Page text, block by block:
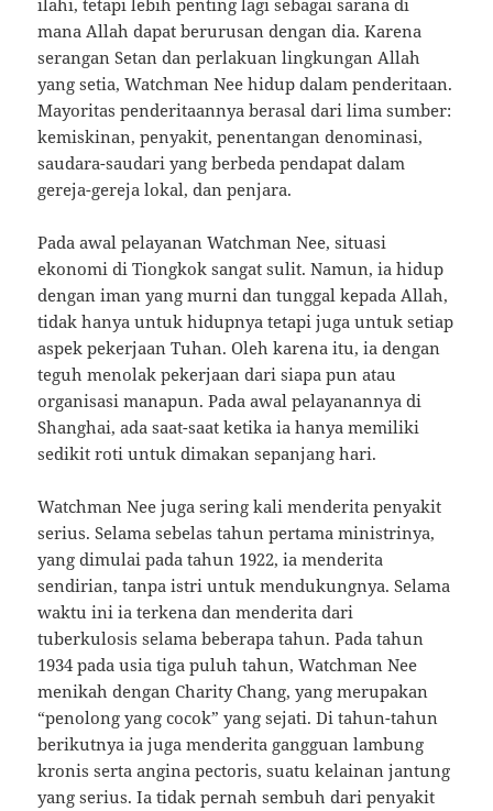
ilahi, tetapi lebih penting lagi sebagai sarana di
mana Allah dapat berurusan dengan dia. Karena
serangan Setan dan perlakuan lingkungan Allah
yang setia, Watchman Nee hidup dalam penderitaan.
Mayoritas penderitaannya berasal dari lima sumber:
kemiskinan, penyakit, penentangan denominasi,
saudara-saudari yang berbeda pendapat dalam
gereja-gereja lokal, dan penjara.
Pada awal pelayanan Watchman Nee, situasi
ekonomi di Tiongkok sangat sulit. Namun, ia hidup
dengan iman yang murni dan tunggal kepada Allah,
tidak hanya untuk hidupnya tetapi juga untuk setiap
aspek pekerjaan Tuhan. Oleh karena itu, ia dengan
teguh menolak pekerjaan dari siapa pun atau
organisasi manapun. Pada awal pelayanannya di
Shanghai, ada saat-saat ketika ia hanya memiliki
sedikit roti untuk dimakan sepanjang hari.
Watchman Nee juga sering kali menderita penyakit
serius. Selama sebelas tahun pertama ministrinya,
yang dimulai pada tahun 1922, ia menderita
sendirian, tanpa istri untuk mendukungnya. Selama
waktu ini ia terkena dan menderita dari
tuberkulosis selama beberapa tahun. Pada tahun
1934 pada usia tiga puluh tahun, Watchman Nee
menikah dengan Charity Chang, yang merupakan
“penolong yang cocok” yang sejati. Di tahun-tahun
berikutnya ia juga menderita gangguan lambung
kronis serta angina pectoris, suatu kelainan jantung
yang serius. Ia tidak pernah sembuh dari penyakit